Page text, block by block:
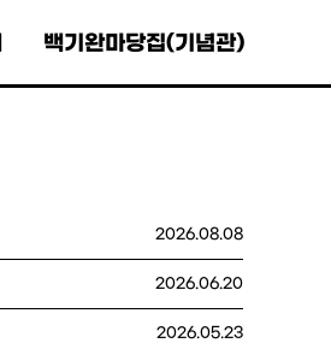
백기완마당집(기념관)
2026.08.08
2026.06.20
2026.05.23